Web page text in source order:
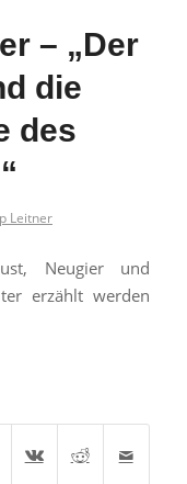
– „Der
die
des
Leitner
Neugier und
erzählt werden